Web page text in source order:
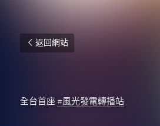
返回網站
全台首座 #風光發電轉播站